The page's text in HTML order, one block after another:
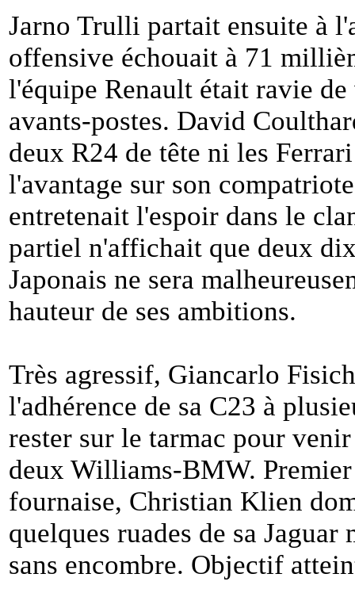
Jarno Trulli partait ensuite à
offensive échouait à 71
l'équipe Renault était ravie
avants-postes. David
deux R24 de tête ni les
l'avantage sur son
entretenait l'espoir dans le
partiel n'affichait que deux
Japonais ne sera
hauteur de ses ambitions.
Très agressif, Giancarlo
l'adhérence de sa C23 à
rester sur le tarmac pour
deux Williams-BMW.
fournaise, Christian Klien
quelques ruades de sa
sans encombre. Objectif